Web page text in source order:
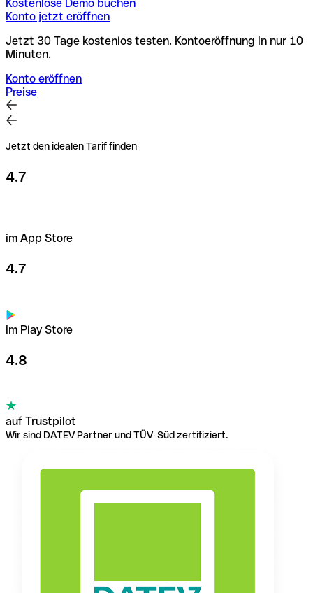
Kostenlose Demo buchen
Konto jetzt eröffnen
Jetzt 30 Tage kostenlos testen. Kontoeröffnung in nur 10
Minuten.
Konto eröffnen
Preise
Jetzt den idealen Tarif finden
4.7
im App Store
4.7
im Play Store
4.8
auf Trustpilot
Wir sind DATEV Partner und TÜV-Süd zertifiziert.